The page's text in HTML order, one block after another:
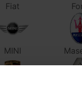
Fiat
MINI